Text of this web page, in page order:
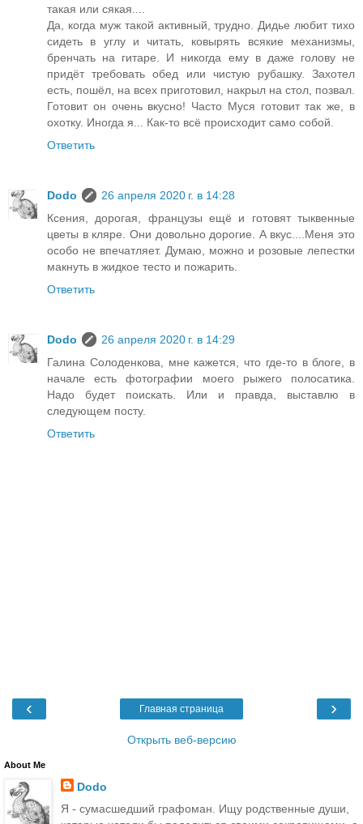
такая или сякая....
Да, когда муж такой активный, трудно. Дидье любит тихо
сидеть в углу и читать, ковырять всякие механизмы,
бренчать на гитаре. И никогда ему в даже голову не
придёт требовать обед или чистую рубашку. Захотел
есть, пошёл, на всех приготовил, накрыл на стол, позвал.
Готовит он очень вкусно! Часто Муся готовит так же, в
охотку. Иногда я... Как-то всё происходит само собой.
Ответить
Dodo
26 апреля 2020 г. в 14:28
Ксения, дорогая, французы ещё и готовят тыквенные
цветы в кляре. Они довольно дорогие. А вкус....Меня это
особо не впечатляет. Думаю, можно и розовые лепестки
макнуть в жидкое тесто и пожарить.
Ответить
Dodo
26 апреля 2020 г. в 14:29
Галина Солоденкова, мне кажется, что где-то в блоге, в
начале есть фотографии моего рыжего полосатика.
Надо будет поискать. Или и правда, выставлю в
следующем посту.
Ответить
‹ ›
Главная страница
Открыть веб-версию
About Me
Dodo
Я - сумасшедший графоман. Ищу родственные души,